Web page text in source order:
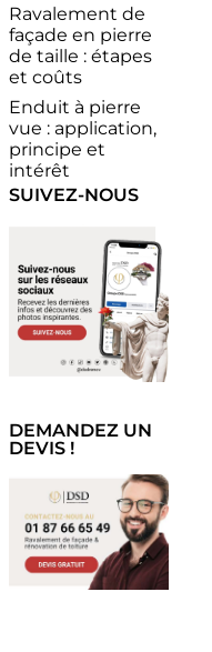
Ravalement de
façade en pierre
de taille : étapes
et coûts
Enduit à pierre
vue : application,
principe et
intérêt
SUIVEZ-NOUS
DEMANDEZ UN
DEVIS !